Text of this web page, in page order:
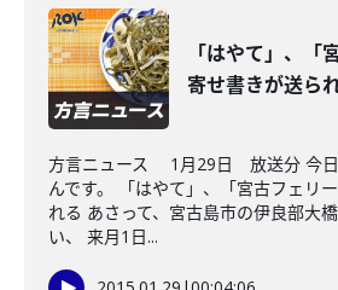
「はやて」、「
寄せ書きが送ら
方言ニュース 1月29日 放送分 今日
んです。 「はやて」、「宮古フェリ
れる あさって、宮古島市の伊良部大
い、 来月1日...